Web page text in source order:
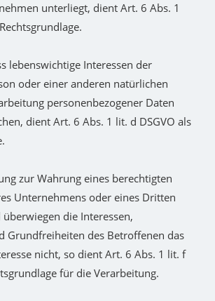
unterliegt, dient Art. 6 Abs. 1
lebenswichtige Interessen der
oder einer anderen natürlichen
personenbezogener Daten
dient Art. 6 Abs. 1 lit. d DSGVO als
zur Wahrung eines berechtigten
Unternehmens oder eines Dritten
die Interessen,
Grundfreiheiten des Betroffenen das
nicht, so dient Art. 6 Abs. 1 lit. f
für die Verarbeitung.